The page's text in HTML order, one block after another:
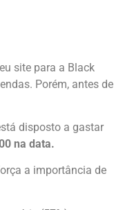
site para a Black
Porém, antes de
disposto a gastar
na data.
a importância de